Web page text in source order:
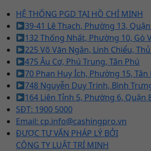
HỆ THỐNG PGD TẠI HỒ CHÍ MINH
39-41 Lê Thạch, Phường 13,
132 Thống Nhất, Phường 10, Gò
225 Võ Văn Ngân, Linh Chiểu,
475 Âu Cơ, Phú Trung, Tân Phú
70 Phan Huy Ích, Phường 15, Tân
748 Nguyễn Duy Trinh, Bình
164 Liên Tỉnh 5, Phường 6, Quận
SĐT: 1900 5000
Email: cp.info@cashingpro.vn
ĐƯỢC TƯ VẤN PHÁP LÝ BỞI
CÔNG TY LUẬT TRÍ MINH